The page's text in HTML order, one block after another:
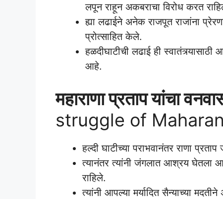
लपून राहून अकबराचा विरोध करत
ह्या लढाईने अनेक राजपूत राजांना
प्रोत्साहित केले.
हळदीघाटीची लढाई ही स्वातंत्र्यासाठी
आहे.
महाराणा प्रताप यांचा
struggle of
हल्दी घाटीच्या पराभवानंतर राणा
त्यानंतर त्यांनी जंगलात आश्रय घेतला
राहिले.
त्यांनी आपल्या मर्यादित सैन्याच्या